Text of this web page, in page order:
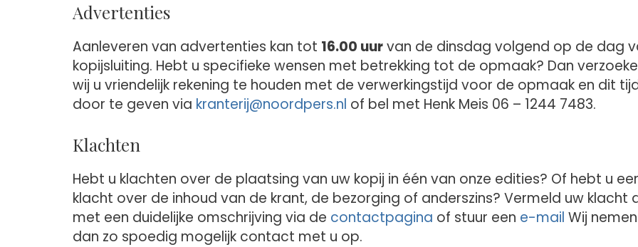
Advertenties
Aanleveren van advertenties kan tot 16.00 uurvan de dinsdag volgend op de dag
kopijsluiting. Hebt u specifieke wensen met betrekking tot de opmaak? Dan
wij u vriendelijk rekening te houden met de verwerkingstijd voor de opmaak en dit
door te geven via kranterij@noordpers.nl of bel met Henk Meis 06 – 1244 7483.
Klachten
Hebt u klachten over de plaatsing van uw kopij in één van onze edities? Of hebt u
klacht over de inhoud van de krant, de bezorging of anderszins? Vermeld uw klacht
met een duidelijke omschrijving via de contactpagina of stuur een e-mail Wij nemen
dan zo spoedig mogelijk contact met u op.